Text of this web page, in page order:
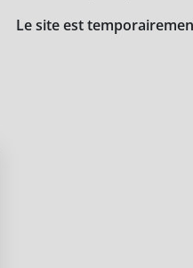
Le site est